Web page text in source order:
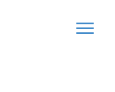
Toggle